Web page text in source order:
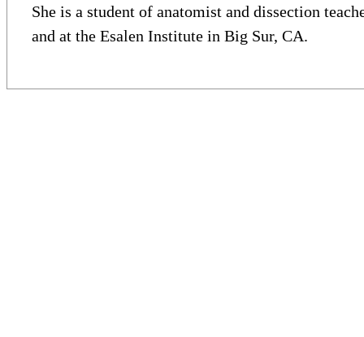
She is a student of anatomist and dissection
and at the Esalen Institute in Big Sur, CA.